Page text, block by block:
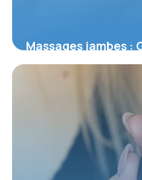
Massages jambes :
circulation